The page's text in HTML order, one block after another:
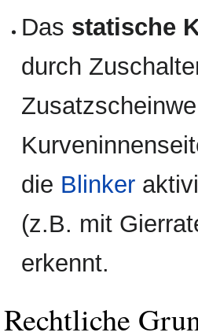
Das statische
durch
die Blinker
(z.B. mit
erkennt.
Rechtliche